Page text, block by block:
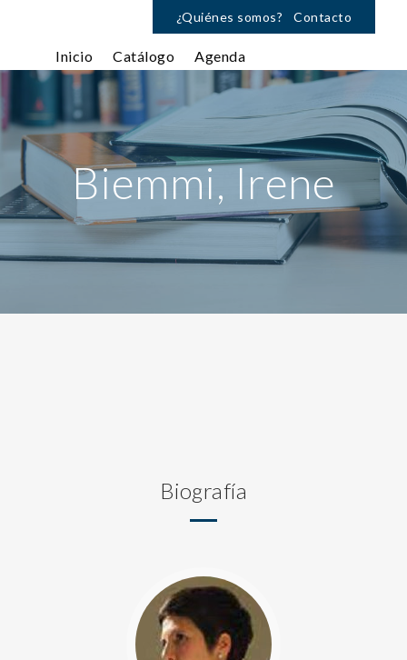
¿Quiénes somos? Contacto
Inicio Catálogo Agenda
Biemmi, Irene
Biografía